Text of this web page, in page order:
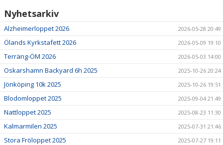
Nyhetsarkiv
Alzheimerloppet 2026 2026-05-28 20:49
Ölands Kyrkstafett 2026 2026-05-09 19:10
Terräng-ÖM 2026 2026-05-03 14:00
Oskarshamn Backyard 6h 2025 2025-10-26 20:24
Jönköping 10k 2025 2025-10-26 19:51
Blodomloppet 2025 2025-09-04 21:49
Nattloppet 2025 2025-08-23 11:30
Kalmarmilen 2025 2025-07-31 21:46
Stora Fröloppet 2025 2025-07-27 19:11